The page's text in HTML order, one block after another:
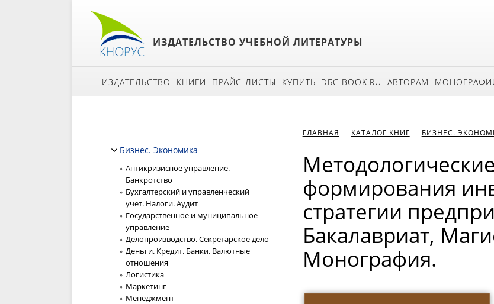
ИЗДАТЕЛЬСТВО УЧЕБНОЙ ЛИТЕРАТУРЫ
ИЗДАТЕЛЬСТВО КНИГИ ПРАЙС-ЛИСТЫ КУПИТЬ ЭБС BOOK.RU АВТОРАМ
Бизнес. Экономика
Антикризисное управление.
Банкротство
Бухгалтерский и управленческий
учет. Налоги. Аудит
Государственное и муниципальное
управление
Делопроизводство. Секретарское дело
Деньги. Кредит. Банки. Валютные
отношения
Логистика
Маркетинг
Менеджмент
ГЛАВНАЯ КАТАЛОГ КНИГ БИЗНЕС.
формирования
стратегии
Бакалавриат,
Монография.